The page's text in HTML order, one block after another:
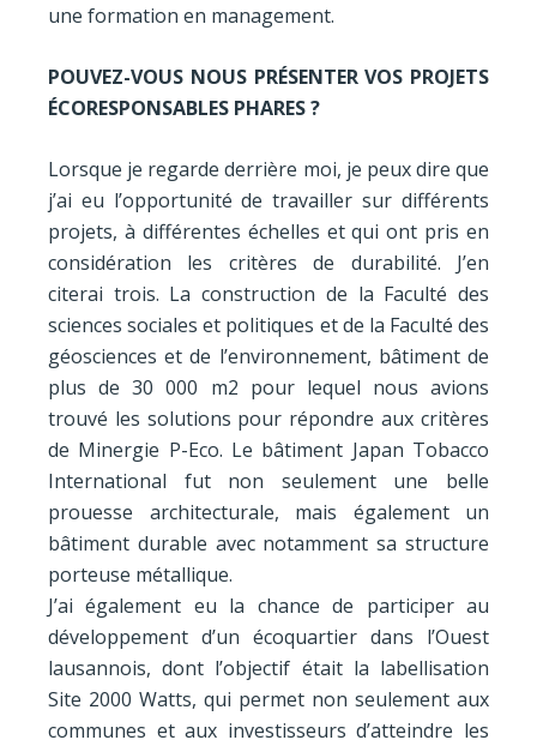
une formation en management.
POUVEZ-VOUS NOUS PRÉSENTER VOS PROJETS
ÉCORESPONSABLES PHARES ?
Lorsque je regarde derrière moi, je peux dire que
j’ai eu l’opportunité de travailler sur différents
projets, à différentes échelles et qui ont pris en
considération les critères de durabilité. J’en
citerai trois. La construction de la Faculté des
sciences sociales et politiques et de la Faculté des
géosciences et de l’environnement, bâtiment de
plus de 30 000 m2 pour lequel nous avions
trouvé les solutions pour répondre aux critères
de Minergie P-Eco. Le bâtiment Japan Tobacco
International fut non seulement une belle
prouesse architecturale, mais également un
bâtiment durable avec notamment sa structure
porteuse métallique.
J’ai également eu la chance de participer au
développement d’un écoquartier dans l’Ouest
lausannois, dont l’objectif était la labellisation
Site 2000 Watts, qui permet non seulement aux
communes et aux investisseurs d’atteindre les